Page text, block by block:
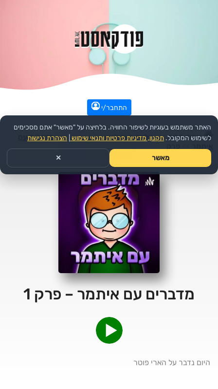
התחבר/י
עמוד הבית >> טלוויזיה וקולנוע >>הפודקאסט: מדברים עם
מדברים עם איתמר – פרק 1
היום נדבר על הארי פוטר
האתר משתמש בעוגיות לשיפור החוויה. בלחיצה על "מאשר" אתם מסכימים
לשימוש המקובל. תקנון, מדיניות פרטיות ותנאי שימוש הצהרת נגישות
מאשר ✕